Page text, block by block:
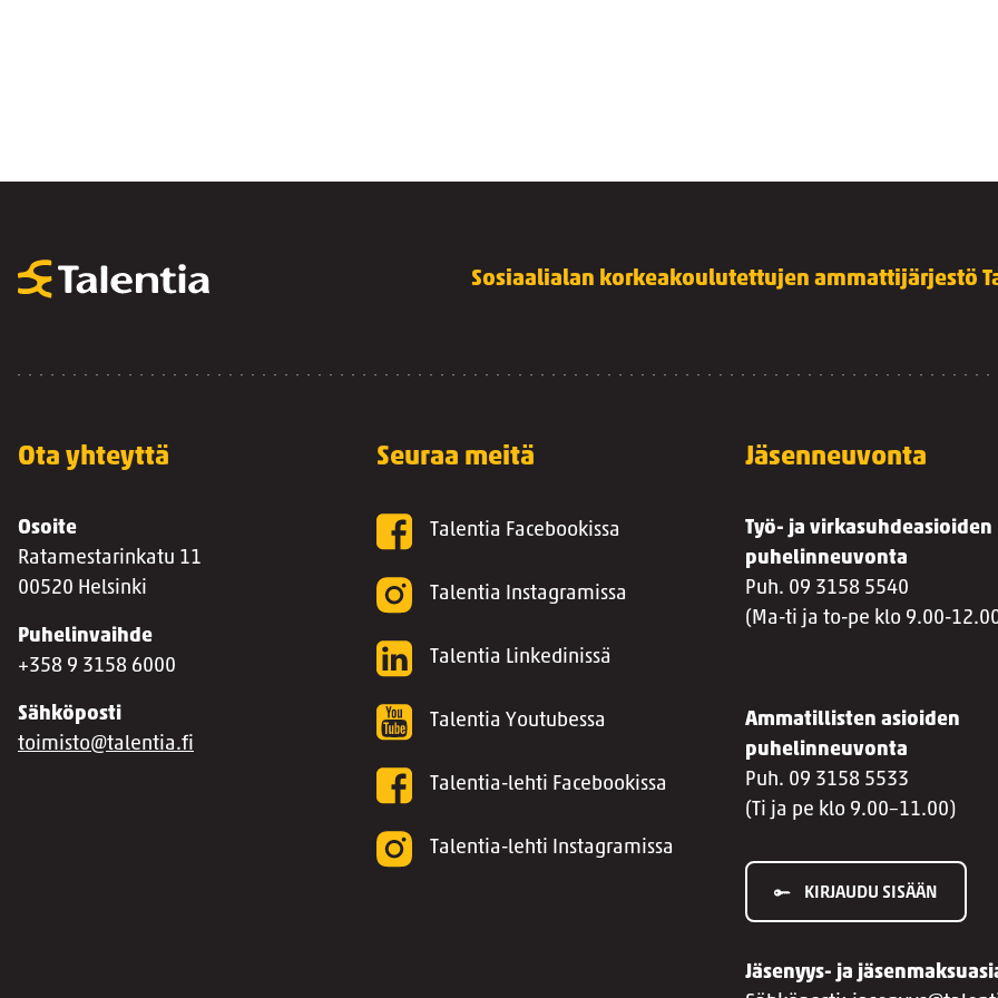
Sosiaalialan korkeakoulutettujen ammattijärjestö
Ota yhteyttä
Osoite
Ratamestarinkatu 11
00520 Helsinki
Puhelinvaihde
+358 9 3158 6000
Sähköposti
toimisto@talentia.fi
Seuraa meitä
Talentia Facebookissa
Talentia Instagramissa
Talentia Linkedinissä
Talentia Youtubessa
Talentia-lehti Facebookissa
Talentia-lehti Instagramissa
Jäsenneuvonta
Työ- ja virkasuhdeasioiden
puhelinneuvonta
Puh. 09 3158 5540
(Ma-ti ja to-pe klo 9.00-
Ammatillisten asioiden
puhelinneuvonta
Puh. 09 3158 5533
(Ti ja pe klo 9.00–11.00)
KIRJAUDU SISÄÄN
Jäsenyys- ja